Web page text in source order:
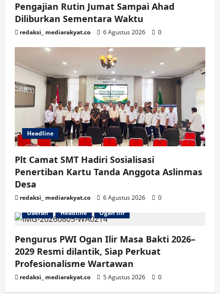
Pengajian Rutin Jumat Sampai Ahad
Diliburkan Sementara Waktu
redaksi_ mediarakyat.co 6 Agustus 2026 0
Headline
Plt Camat SMT Hadiri Sosialisasi
Penertiban Kartu Tanda Anggota Aslinmas
Desa
redaksi_ mediarakyat.co 6 Agustus 2026
0
Daerah
Headline Ogan Ilir
Pengurus PWI Ogan Ilir Masa Bakti 2026–
2029 Resmi dilantik, Siap Perkuat
Profesionalisme Wartawan
redaksi_ mediarakyat.co 5 Agustus 2026 0